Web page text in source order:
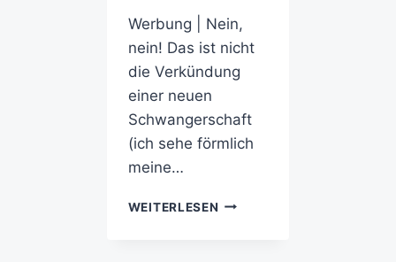
Werbung | Nein,
nein! Das ist nicht
die Verkündung
einer neuen
Schwangerschaft
(ich sehe förmlich
meine…
WEITERLESEN